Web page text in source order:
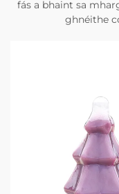
fás a bhaint sa
ghnéithe